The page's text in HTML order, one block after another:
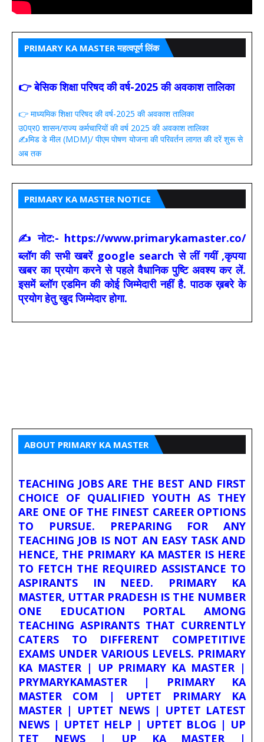
PRIMARY KA MASTER महत्वपूर्ण लिंक
👉 बेसिक शिक्षा परिषद की वर्ष-2025 की अवकाश तालिका
👉 माध्यमिक शिक्षा परिषद की वर्ष-2025 की अवकाश तालिका
उ0प्र0 शासन/राज्य कर्मचारियों की वर्ष 2025 की अवकाश तालिका
✍️मिड डे मील (MDM)/ पीएम पोषण योजना की परिवर्तन लागत की दरें शुरू से
अब तक
PRIMARY KA MASTER NOTICE
✍ नोट:- https://www.primarykamaster.co/
ब्लॉग की सभी खबरें google search से लीं गयीं ,कृपया
खबर का प्रयोग करने से पहले वैधानिक पुष्टि अवश्य कर लें.
इसमें ब्लॉग एडमिन की कोई जिम्मेदारी नहीं है. पाठक ख़बरे के
प्रयोग हेतु खुद जिम्मेदार होगा.
ABOUT PRIMARY KA MASTER
TEACHING JOBS ARE THE BEST AND FIRST
CHOICE OF QUALIFIED YOUTH AS THEY
ARE ONE OF THE FINEST CAREER OPTIONS
TO PURSUE. PREPARING FOR ANY
TEACHING JOB IS NOT AN EASY TASK AND
HENCE, THE PRIMARY KA MASTER IS HERE
TO FETCH THE REQUIRED ASSISTANCE TO
ASPIRANTS IN NEED. PRIMARY KA
MASTER, UTTAR PRADESH IS THE NUMBER
ONE EDUCATION PORTAL AMONG
TEACHING ASPIRANTS THAT CURRENTLY
CATERS TO DIFFERENT COMPETITIVE
EXAMS UNDER VARIOUS LEVELS. PRIMARY
KA MASTER | UP PRIMARY KA MASTER |
PRYMARYKAMASTER | PRIMARY KA
MASTER COM | UPTET PRIMARY KA
MASTER | UPTET NEWS | UPTET LATEST
NEWS | UPTET HELP | UPTET BLOG | UP
TET NEWS | UP KA MASTER |